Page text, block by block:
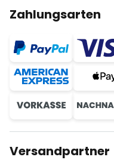
Zahlungsarten
Versandpartner